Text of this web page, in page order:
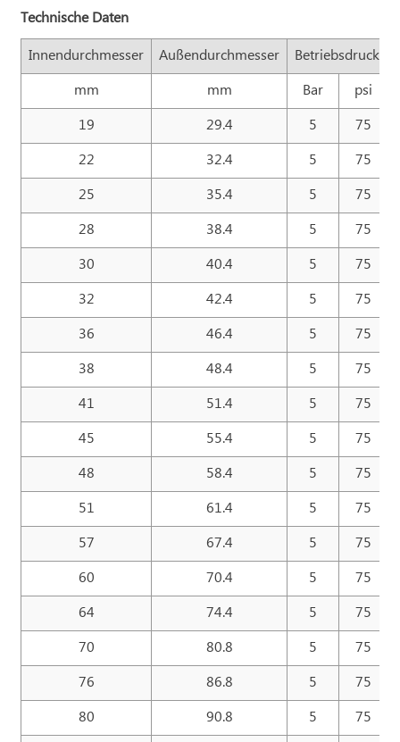
Technische Daten
Innendurchmesser
Außendurchmesser Betriebsdruck
mm
mm Bar psi
19
29.4 5 75
22
32.4 5 75
25
35.4 5 75
28
38.4 5 75
30
40.4 5 75
32
42.4 5 75
36
46.4 5 75
38
48.4 5 75
41
51.4 5 75
45
55.4 5 75
48
58.4 5 75
51
61.4 5 75
57
67.4 5 75
60
70.4 5 75
64
74.4 5 75
70
80.8 5 75
76
86.8 5 75
80
90.8 5 75